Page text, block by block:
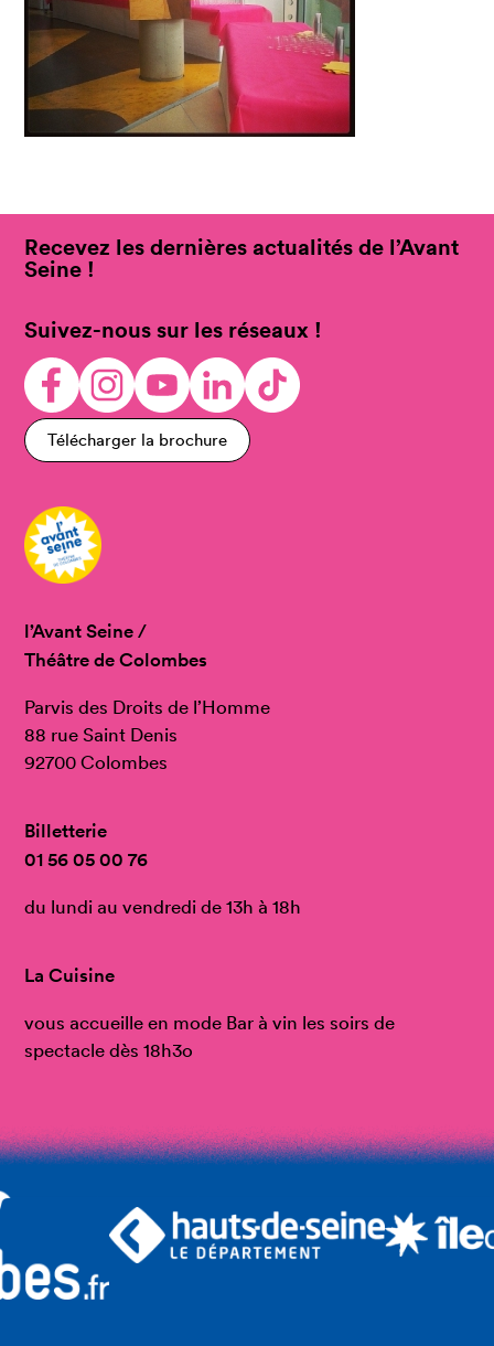
Recevez les dernières actualités de l’Avant
Seine !
Suivez-nous sur les réseaux !
Télécharger la brochure
l’Avant Seine /
Théâtre de Colombes
Parvis des Droits de l’Homme
88 rue Saint Denis
92700 Colombes
Billetterie
01 56 05 00 76
du lundi au vendredi de 13h à 18h
La Cuisine
vous accueille en mode Bar à vin les soirs de
spectacle dès 18h3o